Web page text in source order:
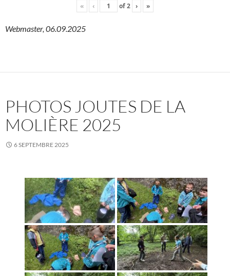
« ‹ of2 › »
Webmaster, 06.09.2025
PHOTOS JOUTES DE LA
MOLIÈRE 2025
6 SEPTEMBRE 2025